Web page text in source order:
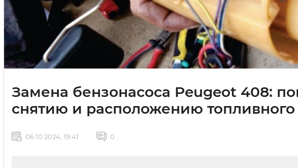
Замена бензонасоса Peugeot 408:
снятию и расположению топливного
06 10 2024, 19:41 0